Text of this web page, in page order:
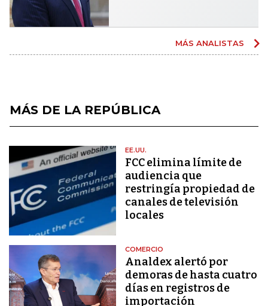
MÁS ANALISTAS
MÁS DE LA REPÚBLICA
EE.UU.
FCC elimina límite de
audiencia que
restringía propiedad de
canales de televisión
locales
COMERCIO
Analdex alertó por
demoras de hasta cuatro
días en registros de
importación